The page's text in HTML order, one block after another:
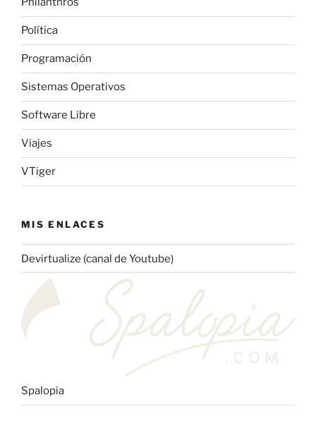
Política
Programación
Sistemas Operativos
Software Libre
Viajes
VTiger
MIS ENLACES
Devirtualize (canal de Youtube)
Spalopia